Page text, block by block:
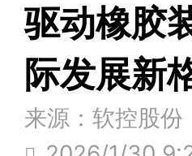
驱动橡胶
际发展新
来源：软控股份